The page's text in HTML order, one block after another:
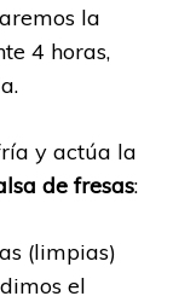
la
4 horas,
y actúa la
de fresas:
(limpias)
el